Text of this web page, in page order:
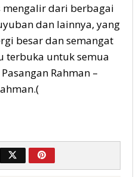
mengalir dari berbagai
dan lainnya, yang
besar dan semangat
terbuka untuk semua
Rahman –